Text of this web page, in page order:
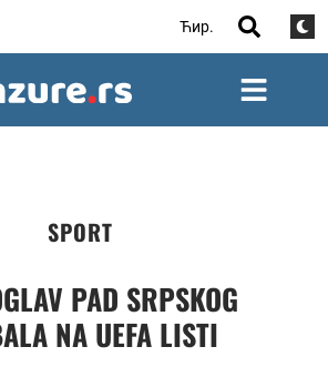
Ћир.
SPORT
PAD SRPSKOG
NA UEFA LISTI